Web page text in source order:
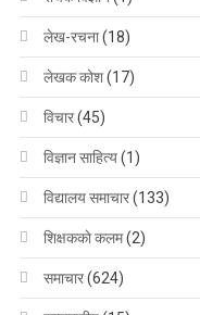
लेख-रचना(18)
लेखक कोश(17)
विचार(45)
विज्ञान साहित्य(1)
विद्यालय समाचार(133)
शिक्षककाे कलम(2)
समाचार(624)